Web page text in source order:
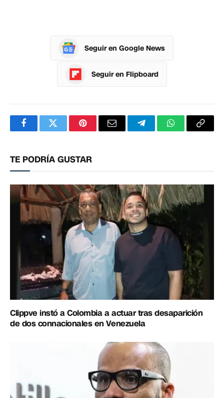
Seguir en Google News
Seguir en Flipboard
FacebookTwitterPinterestCorreoTelegramWhatsApp
TE PODRÍA GUSTAR
Clippve instó a Colombia a actuar tras desaparición
de dos connacionales en Venezuela